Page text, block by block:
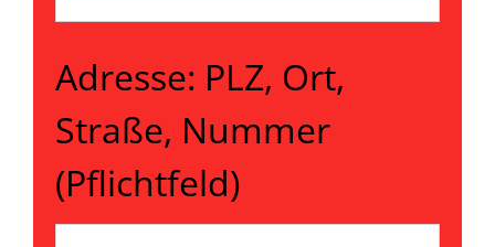
Adresse: PLZ, Ort,
Straße, Nummer
(Pflichtfeld)